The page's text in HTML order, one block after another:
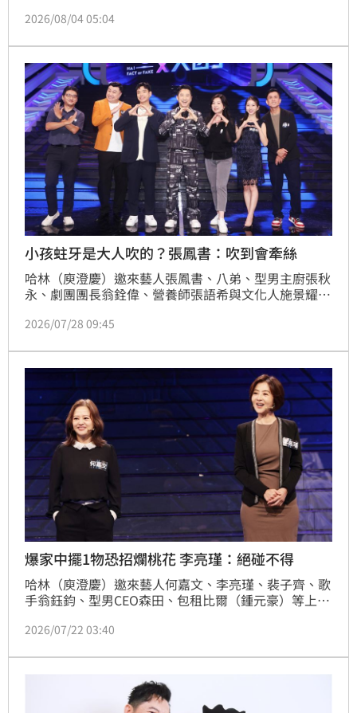
更！」讓現場笑成一團。
2026/08/04 05:04
小孩蛀牙是大人吹的？張鳳書：吹到會牽絲
哈林（庾澄慶）邀來藝人張鳳書、八弟、型男主廚張秋
永、劇團團長翁銓偉、營養師張語希與文化人施景耀等
致他蛀牙」，讓現場來賓全上了一課。
2026/07/28 09:45
爆家中擺1物恐招爛桃花 李亮瑾：絕碰不得
哈林（庾澄慶）邀來藝人何嘉文、李亮瑾、裴子齊、歌
手翁鈺鈞、型男CEO森田、包租比爾（鍾元豪）等上節
現場愛研究風水的藝人們熱烈討論起來。
2026/07/22 03:40